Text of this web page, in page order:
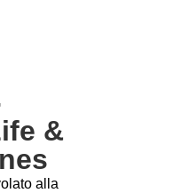
&
alla